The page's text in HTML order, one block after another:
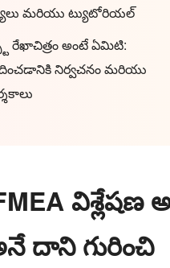
మరియు ట్యుటోరియల్
రేఖాచిత్రం అంటే ఏమిటి:
నిర్వచనం మరియు
విశ్లేషణ
దాని గురించి